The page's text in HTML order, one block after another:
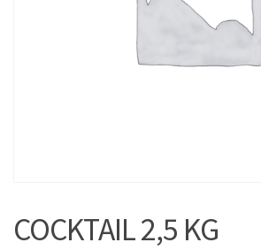
COCKTAIL 2,5 KG